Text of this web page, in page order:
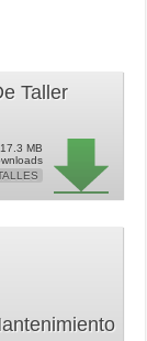
Taller
17.3 MB